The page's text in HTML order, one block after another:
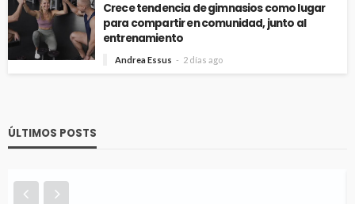
Crece tendencia de gimnasios como lugar
para compartir en comunidad, junto al
entrenamiento
Andrea Essus 2 días ago
ÚLTIMOS POSTS